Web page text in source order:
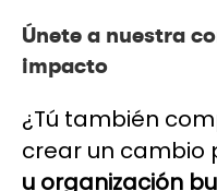
Únete a nuestra
impacto
¿Tú también
crear un cambio
u organización